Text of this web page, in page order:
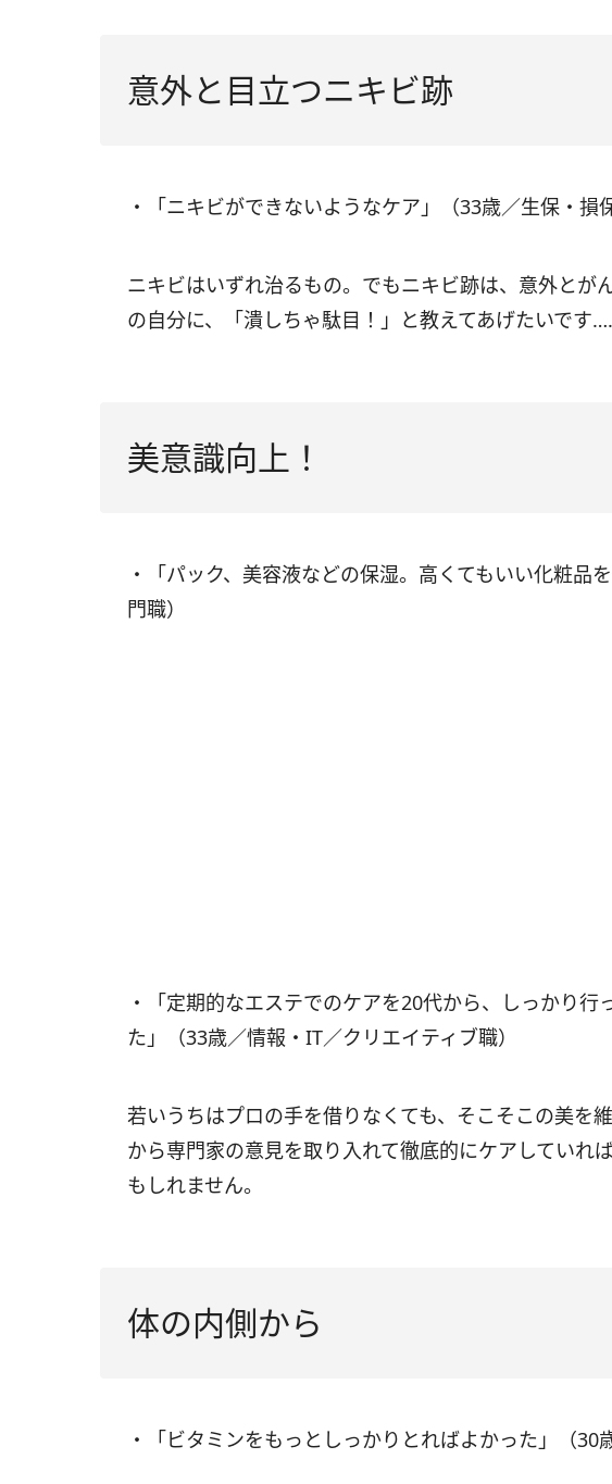
意外と目立つニキビ跡
・「ニキビができないようなケア」（33歳／生保・損
ニキビはいずれ治るもの。でもニキビ跡は、意外とが
の自分に、「潰しちゃ駄目！」と教えてあげたいです
美意識向上！
・「パック、美容液などの保湿。高くてもいい化粧品
門職）
・「定期的なエステでのケアを20代から、しっかり行
た」（33歳／情報・IT／クリエイティブ職）
若いうちはプロの手を借りなくても、そこそこの美を
から専門家の意見を取り入れて徹底的にケアしてい
もしれません。
体の内側から
・「ビタミンをもっとしっかりとればよかった」（30